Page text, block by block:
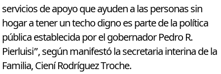
servicios de apoyo que ayuden a las personas sin
hogar a tener un techo digno es parte de la política
pública establecida por el gobernador Pedro R.
Pierluisi”, según manifestó la secretaria interina de la
Familia, Ciení Rodríguez Troche.